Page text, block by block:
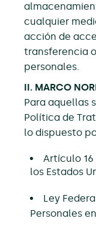
cualquier
acción de
transferencia
personales.
II. MARCO
Para aquellas
Política de
lo dispuesto
Artículo
los Estados
Ley
Personales